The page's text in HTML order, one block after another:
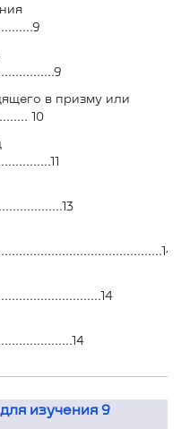
в призму или
10
изучения 9